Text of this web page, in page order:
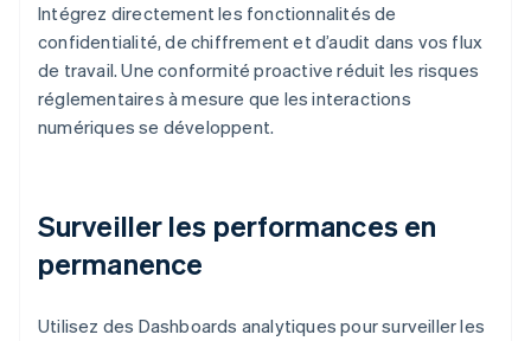
Intégrez directement les fonctionnalités de
confidentialité, de chiffrement et d’audit dans vos flux
de travail. Une conformité proactive réduit les risques
réglementaires à mesure que les interactions
numériques se développent.
Surveiller les performances en
permanence
Utilisez des Dashboards analytiques pour surveiller les